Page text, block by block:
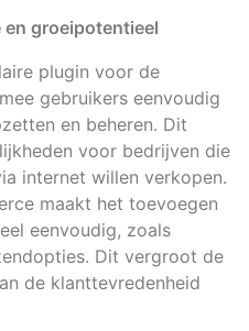
groeipotentieel
plugin voor de
gebruikers eenvoudig
en beheren. Dit
voor bedrijven die
internet willen verkopen.
maakt het toevoegen
eenvoudig, zoals
Dit vergroot de
de klanttevredenheid